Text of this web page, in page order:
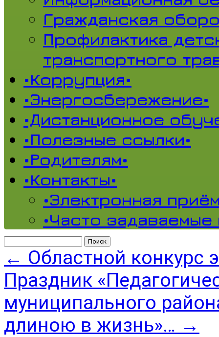
Гражданская
Профилактика
транспортного
•Коррупция•
•Энергосбережение•
•Дистанционное
•Полезные ссылки•
•Родителям•
•Контакты•
•Электронная
•Часто
← Областной конкурс
Праздник
муниципального
длиною в жизнь»… →